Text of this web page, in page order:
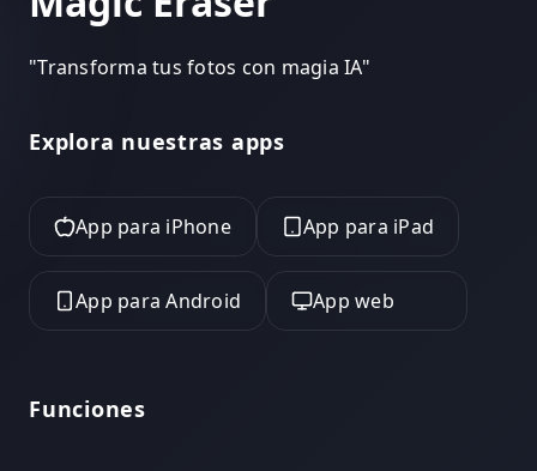
"Transforma tus fotos con magia IA"
Explora nuestras apps
App para iPhone App para iPad
App para Android App web
Funciones